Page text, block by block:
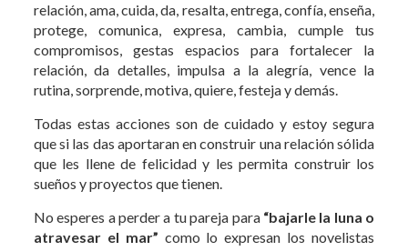
relación, ama, cuida, da, resalta, entrega, confía, enseña,
protege, comunica, expresa, cambia, cumple tus
compromisos, gestas espacios para fortalecer la
relación, da detalles, impulsa a la alegría, vence la
rutina, sorprende, motiva, quiere, festeja y demás.
Todas estas acciones son de cuidado y estoy segura
que si las das aportaran en construir una relación sólida
que les llene de felicidad y les permita construir los
sueños y proyectos que tienen.
No esperes a perder a tu pareja para “bajarle la luna o
atravesar el mar” como lo expresan los novelistas